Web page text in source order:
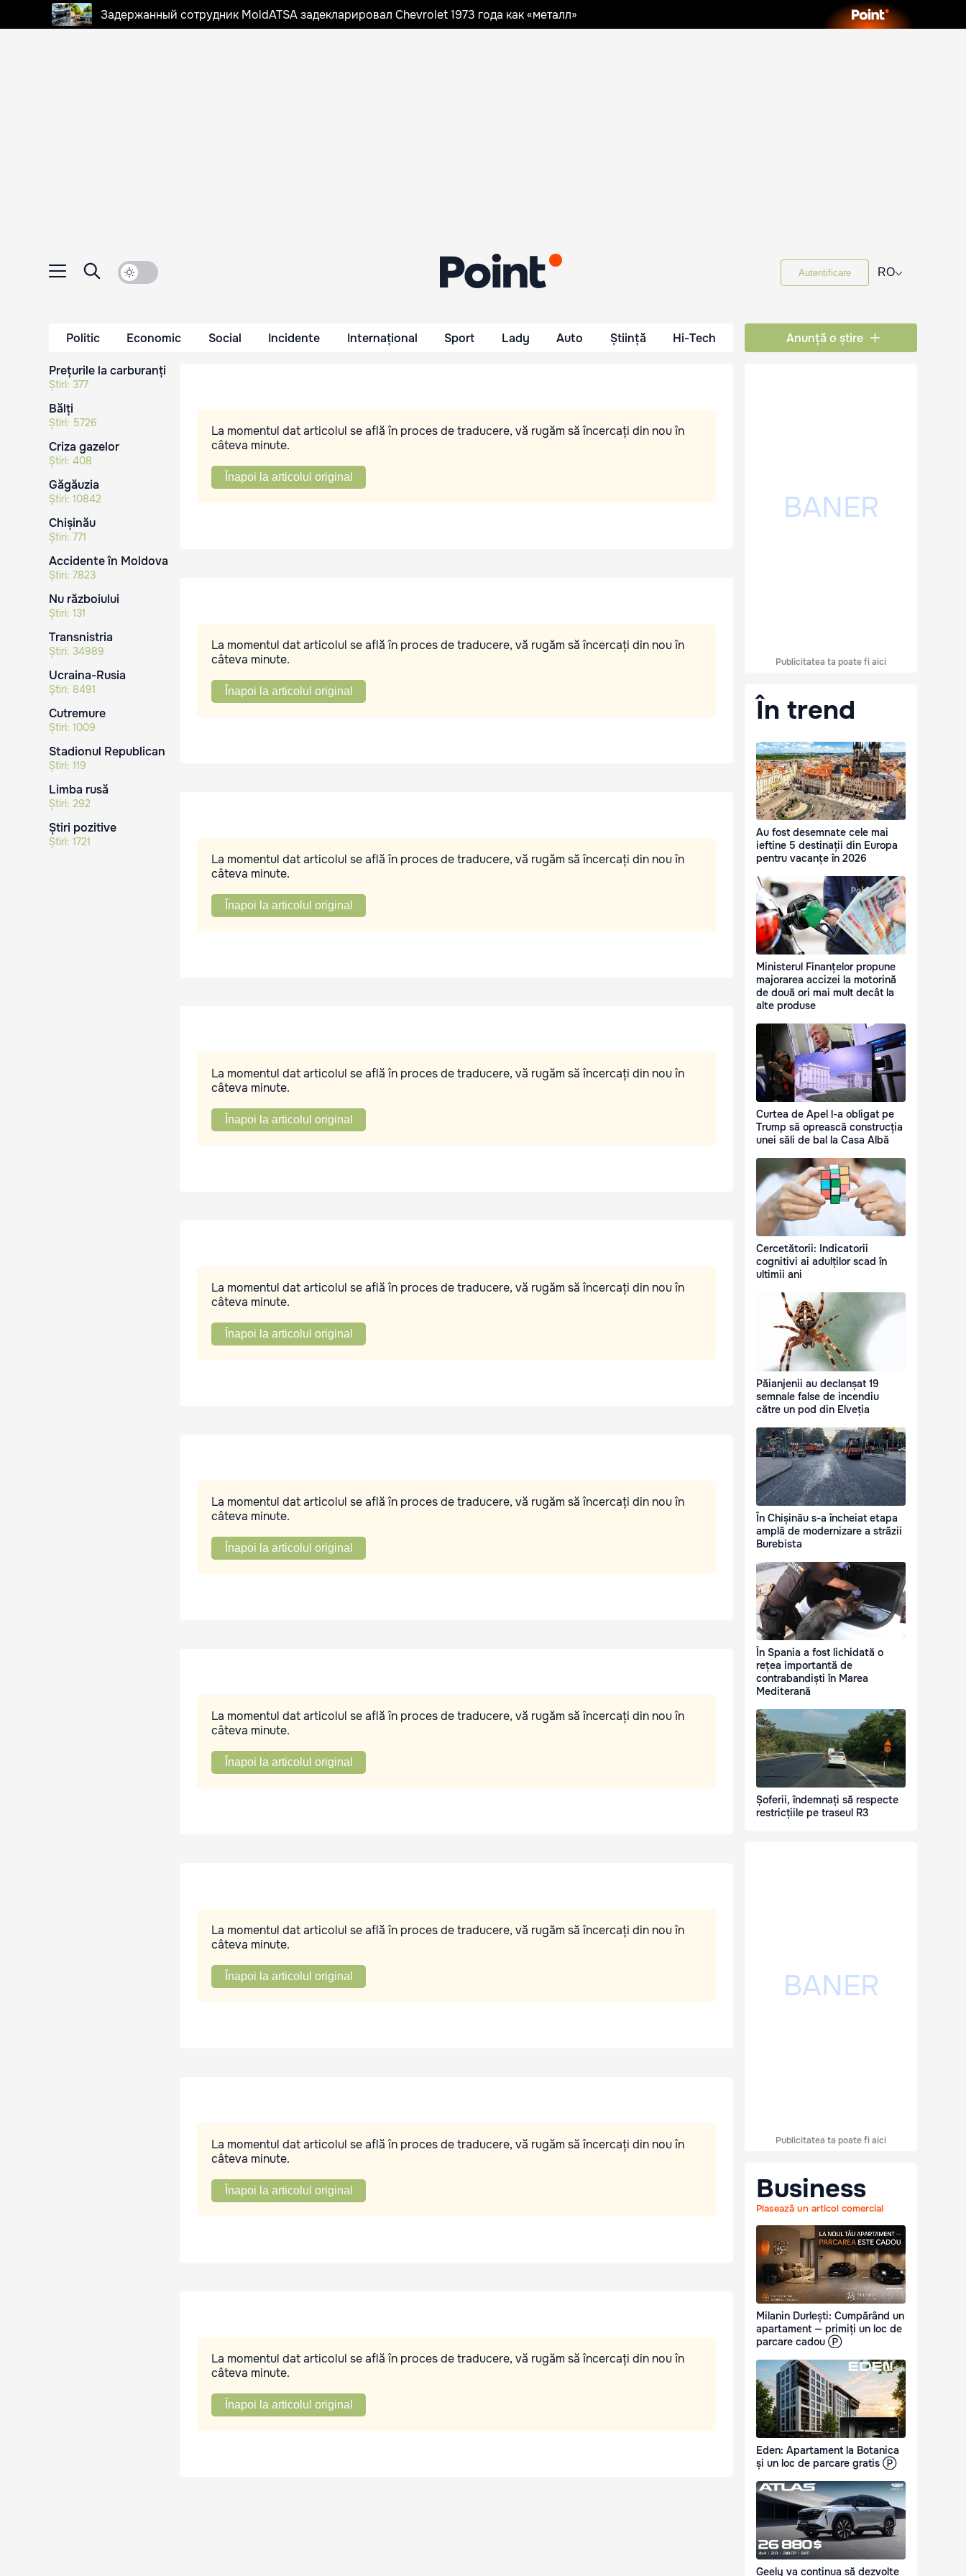
Задержанный сотрудник MoldATSA задекларировал Chevrolet 1973 года как «металл»
Autentificare RO⌵
Politic Economic Social Incidente Internațional Sport Lady Auto Știință Hi-Tech Anunță o știre
Prețurile la carburanți
Știri: 377
Bălți
Știri: 5726
Criza gazelor
Știri: 408
Găgăuzia
Știri: 10842
Chișinău
Știri: 771
Accidente în Moldova
Știri: 7823
Nu războiului
Știri: 131
Transnistria
Știri: 34989
Ucraina-Rusia
Știri: 8491
Cutremure
Știri: 1009
Stadionul Republican
Știri: 119
Limba rusă
Știri: 292
Știri pozitive
Știri: 1721
La momentul dat articolul se află în proces de traducere, vă rugăm să încercați din nou în
câteva minute.
Înapoi la articolul original
La momentul dat articolul se află în proces de traducere, vă rugăm să încercați din nou în
câteva minute.
Înapoi la articolul original
La momentul dat articolul se află în proces de traducere, vă rugăm să încercați din nou în
câteva minute.
Înapoi la articolul original
La momentul dat articolul se află în proces de traducere, vă rugăm să încercați din nou în
câteva minute.
Înapoi la articolul original
La momentul dat articolul se află în proces de traducere, vă rugăm să încercați din nou în
câteva minute.
Înapoi la articolul original
La momentul dat articolul se află în proces de traducere, vă rugăm să încercați din nou în
câteva minute.
Înapoi la articolul original
La momentul dat articolul se află în proces de traducere, vă rugăm să încercați din nou în
câteva minute.
Înapoi la articolul original
La momentul dat articolul se află în proces de traducere, vă rugăm să încercați din nou în
câteva minute.
Înapoi la articolul original
La momentul dat articolul se află în proces de traducere, vă rugăm să încercați din nou în
câteva minute.
Înapoi la articolul original
La momentul dat articolul se află în proces de traducere, vă rugăm să încercați din nou în
câteva minute.
Înapoi la articolul original
Publicitatea ta poate fi aici
În trend
Au fost desemnate cele mai
ieftine 5 destinații din Europa
pentru vacanțe în 2026
Ministerul Finanțelor propune
majorarea accizei la motorină
de două ori mai mult decât la
alte produse
Curtea de Apel l-a obligat pe
Trump să oprească construcția
unei săli de bal la Casa Albă
Cercetătorii: Indicatorii
cognitivi ai adulților scad în
ultimii ani
Păianjenii au declanșat 19
semnale false de incendiu
către un pod din Elveția
În Chișinău s-a încheiat etapa
amplă de modernizare a străzii
Burebista
În Spania a fost lichidată o
rețea importantă de
contrabandiști în Marea
Mediterană
Șoferii, îndemnați să respecte
restricțiile pe traseul R3
Publicitatea ta poate fi aici
Business
Plasează un articol comercial
Milanin Durlești: Cumpărând un
apartament — primiți un loc de
parcare cadou Ⓟ
Eden: Apartament la Botanica
și un loc de parcare gratis Ⓟ
Geely va continua să dezvolte